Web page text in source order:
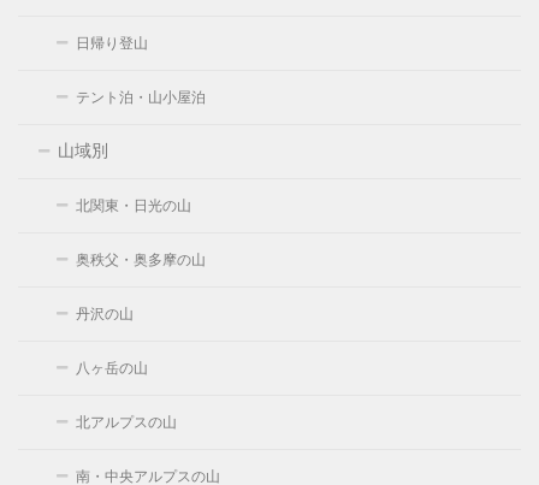
日帰り登山
テント泊・山小屋泊
山域別
北関東・日光の山
奥秩父・奥多摩の山
丹沢の山
八ヶ岳の山
北アルプスの山
南・中央アルプスの山